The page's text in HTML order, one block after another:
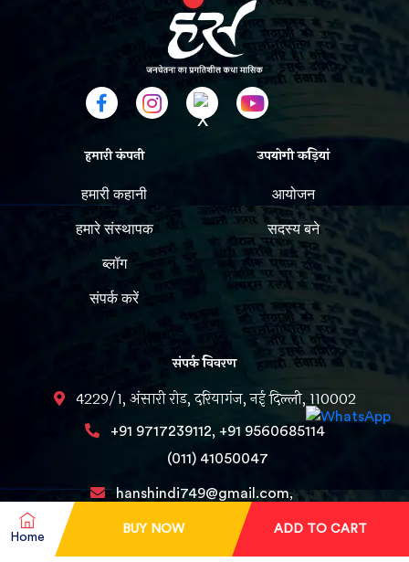
Home
BUY NOW ADD TO CART
हमारी कंपनी
हमारी कहानी
हमारे संस्थापक
ब्लॉग
संपर्क करें
उपयोगी कड़ियां
आयोजन
सदस्य बने
संपर्क विवरण
4229/1, अंसारी रोड, दरियागंज, नई दिल्ली, 110002
+91 9717239112, +91 9560685114
(011) 41050047
hanshindi749@gmail.com,
Editorhans@gmail.com